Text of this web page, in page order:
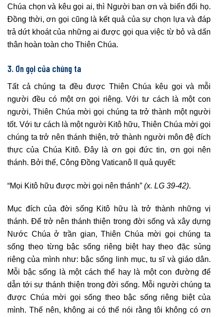
Chúa chọn và kêu gọi ai, thì Người ban ơn và biến đổi họ.
Đồng thời, ơn gọi cũng là kết quả của sự chọn lựa và đáp
trả dứt khoát của những ai được gọi qua việc từ bỏ và dấn
thân hoàn toàn cho Thiên Chúa.
3. Ơn gọi của chúng ta
Tất cả chúng ta đều được Thiên Chúa kêu gọi và mỗi
người đều có một ơn gọi riêng. Với tư cách là một con
người, Thiên Chúa mời gọi chúng ta trở thành một người
tốt. Với tư cách là một người Kitô hữu, Thiên Chúa mời gọi
chúng ta trở nên thánh thiện, trở thành người môn đệ đích
thực của Chúa Kitô. Đây là ơn gọi đức tin, ơn gọi nên
thánh. Bởi thế, Công Đồng Vaticanô II quả quyết:
“Mọi Kitô hữu được mời gọi nên thánh” (x. LG 39-42)
Mục đích của đời sống Kitô hữu là trở thành những vị
thánh. Để trở nên thánh thiện trong đời sống và xây dựng
Nước Chúa ở trần gian, Thiên Chúa mời gọi chúng ta
sống theo từng bậc sống riêng biệt hay theo đặc sủng
riêng của mình như: bậc sống linh mục, tu sĩ và giáo dân.
Mỗi bậc sống là một cách thế hay là một con đường để
dẫn tới sự thánh thiện trong đời sống. Mỗi người chúng ta
được Chúa mời gọi sống theo bậc sống riêng biệt của
mình. Thế nên, không ai có thể nói rằng tôi không có ơn